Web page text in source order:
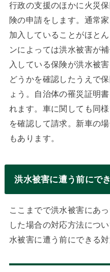
行政の支援のほかに火災
険の申請をします。通常
加入していることがほと
ンによっては洪水被害が
入している保険が洪水被
どうかを確認したうえで
ょう。自治体の罹災証明
れます。車に関しても同
を確認して請求。新車の
もあります。
洪水被害に遭う前にで
ここまでで洪水被害にあ
した場合の対応方法につ
水被害に遭う前にできる